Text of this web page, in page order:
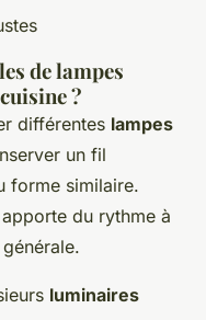
de lampes
?
différentes lampes
un fil
forme similaire.
du rythme à
luminaires